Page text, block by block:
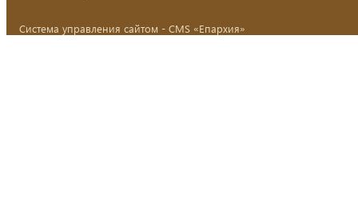
Система управления сайтом - CMS «Епархия»